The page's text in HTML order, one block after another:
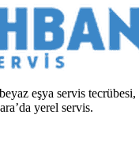
eşya servis
yerel servis.